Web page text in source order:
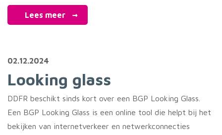
Lees meer
02.12.2024
Looking glass
DDFR beschikt sinds kort over een BGP Looking Glass.
Een BGP Looking Glass is een online tool die helpt bij het
bekijken van internetverkeer en netwerkconnecties